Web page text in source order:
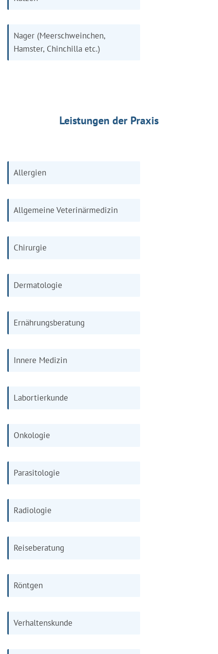
Nager (Meerschweinchen,
Hamster, Chinchilla etc.)
Leistungen der Praxis
Allergien
Allgemeine Veterinärmedizin
Chirurgie
Dermatologie
Ernährungsberatung
Innere Medizin
Labortierkunde
Onkologie
Parasitologie
Radiologie
Reiseberatung
Röntgen
Verhaltenskunde